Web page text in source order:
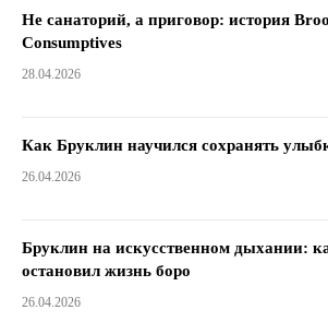
Не санаторий, а приговор: история
Consumptives
28.04.2026
Как Бруклин научился сохранять
26.04.2026
Бруклин на искусственном дыхании:
остановил жизнь боро
26.04.2026